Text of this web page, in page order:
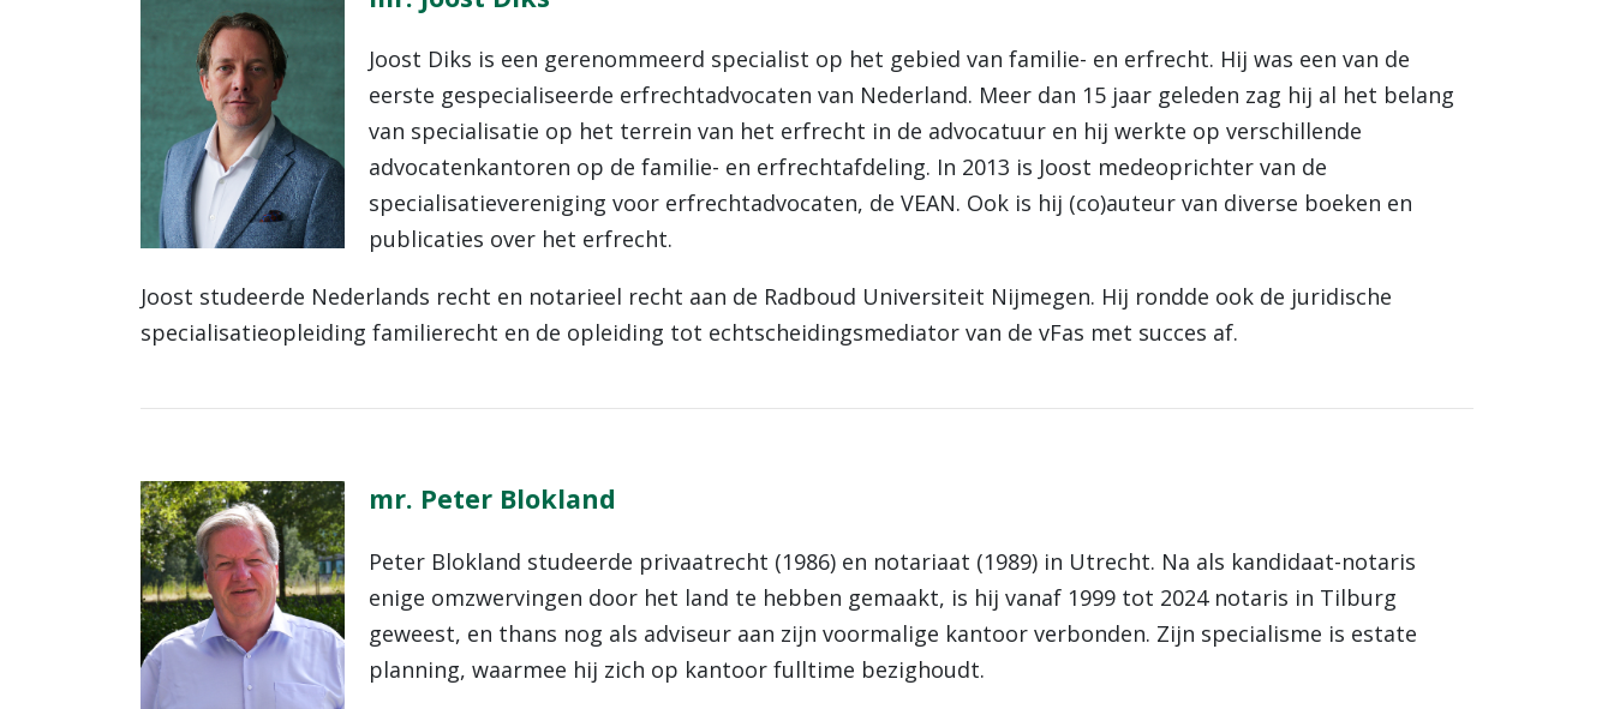
Joost Diks is een gerenommeerd specialist op het gebied van familie- en erfrecht. Hij was een van de
eerste gespecialiseerde erfrechtadvocaten van Nederland. Meer dan 15 jaar geleden zag hij al het belang
van specialisatie op het terrein van het erfrecht in de advocatuur en hij werkte op verschillende
advocatenkantoren op de familie- en erfrechtafdeling. In 2013 is Joost medeoprichter van de
specialisatievereniging voor erfrechtadvocaten, de VEAN. Ook is hij (co)auteur van diverse boeken en
publicaties over het erfrecht.
Joost studeerde Nederlands recht en notarieel recht aan de Radboud Universiteit Nijmegen. Hij rondde ook de juridische
specialisatieopleiding familierecht en de opleiding tot echtscheidingsmediator van de vFas met succes af.
mr. Peter Blokland
Peter Blokland studeerde privaatrecht (1986) en notariaat (1989) in Utrecht. Na als kandidaat-notaris
enige omzwervingen door het land te hebben gemaakt, is hij vanaf 1999 tot 2024 notaris in Tilburg
geweest, en thans nog als adviseur aan zijn voormalige kantoor verbonden. Zijn specialisme is estate
planning, waarmee hij zich op kantoor fulltime bezighoudt.